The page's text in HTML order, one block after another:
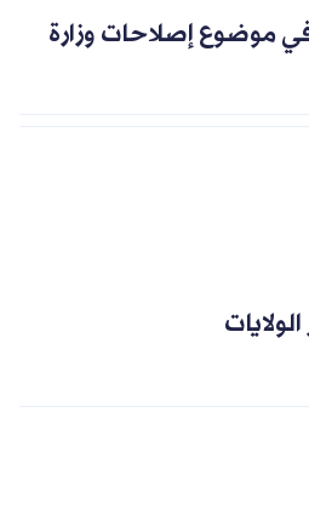
موضوع إصلاحات وزارة